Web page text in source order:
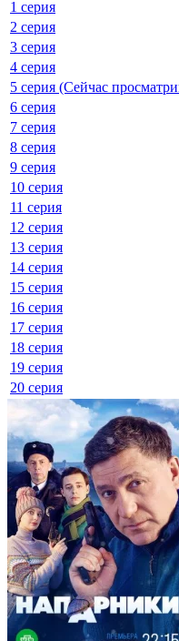
1 серия
2 серия
3 серия
4 серия
5 серия (Сейчас
6 серия
7 серия
8 серия
9 серия
10 серия
11 серия
12 серия
13 серия
14 серия
15 серия
16 серия
17 серия
18 серия
19 серия
20 серия